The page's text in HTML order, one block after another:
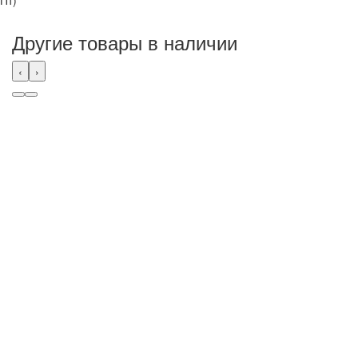
Другие товары в наличии
‹ ›